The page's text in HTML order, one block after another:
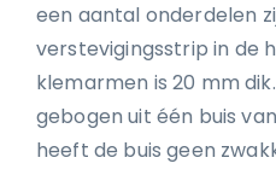
een aantal onderdelen
verstevigingsstrip in de
klemarmen is 20 mm
gebogen uit één buis
heeft de buis geen